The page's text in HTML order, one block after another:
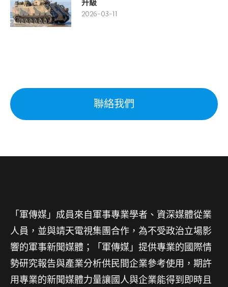
2026-03-11
聯絡我們
「軍傳媒」成員來自軍事專業學者、資深媒體從業
人員，並與靖天電視集團合作，為不受政治立場影
響的軍事新聞媒體；「軍傳媒」提供專業的國際情
勢研究報告與產業分析供民間企業參考使用，期許
用專業的新聞媒體力量讓國人與企業能得到即時且